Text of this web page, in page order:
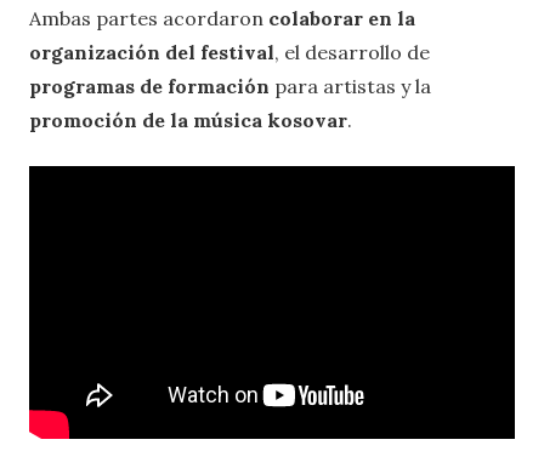
Ambas partes acordaron colaborar en la
organización del festival, el desarrollo de
programas de formación para artistas y la
promoción de la música kosovar.